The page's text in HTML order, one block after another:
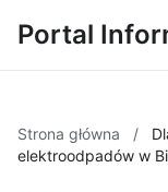
Portal
Strona główna /
elektroodpadów w